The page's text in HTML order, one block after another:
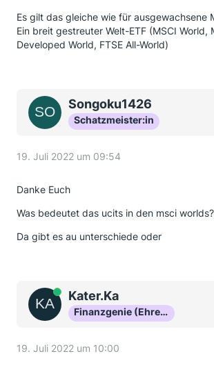
Es gilt das gleiche wie für ausgewachsene
Ein breit gestreuter Welt-ETF (MSCI World,
Developed World, FTSE All-World)
Songoku1426
Schatzmeister:in
19. Juli 2022 um 09:54
Danke Euch
Was bedeutet das ucits in den msci worlds?
Da gibt es au unterschiede oder
OnlineKater.Ka
Finanzgenie (Ehrenmitglied)
19. Juli 2022 um 10:00